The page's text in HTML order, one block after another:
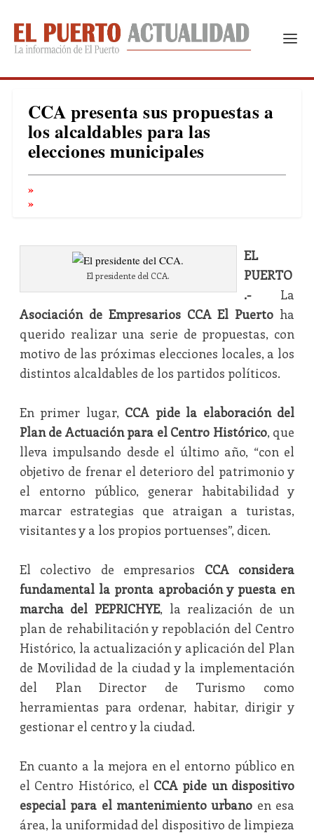
CCA presenta sus propuestas a
los alcaldables para las
elecciones municipales
El presidente del CCA.
EL
PUERTO
.-La
Asociación de Empresarios CCA El Puerto ha
querido realizar una serie de propuestas, con
motivo de las próximas elecciones locales, a los
distintos alcaldables de los partidos políticos.
En primer lugar, CCA pide la elaboración del
Plan de Actuación para el Centro Histórico, que
lleva impulsando desde el último año, “con el
objetivo de frenar el deterioro del patrimonio y
el entorno público, generar habitabilidad y
marcar estrategias que atraigan a turistas,
visitantes y a los propios portuenses”, dicen.
El colectivo de empresarios CCA considera
fundamental la pronta aprobación y puesta en
marcha del PEPRICHYE, la realización de un
plan de rehabilitación y repoblación del Centro
Histórico, la actualización y aplicación del Plan
de Movilidad de la ciudad y la implementación
del Plan Director de Turismo como
herramientas para ordenar, habitar, dirigir y
gestionar el centro y la ciudad.
En cuanto a la mejora en el entorno público en
el Centro Histórico, el CCA pide un dispositivo
especial para el mantenimiento urbano en esa
área, la uniformidad del dispositivo de limpieza